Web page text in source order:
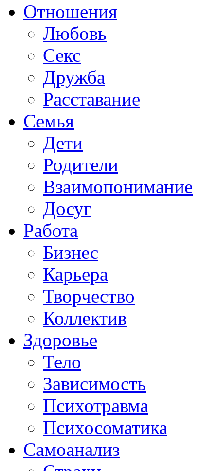
Отношения
Любовь
Секс
Дружба
Расставание
Семья
Дети
Родители
Взаимопонимание
Досуг
Работа
Бизнес
Карьера
Творчество
Коллектив
Здоровье
Тело
Зависимость
Психотравма
Психосоматика
Самоанализ